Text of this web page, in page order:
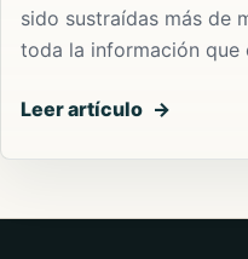
sido sustraídas más de
toda la información que
Leer artículo